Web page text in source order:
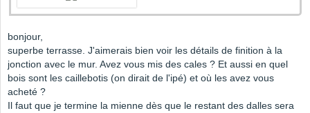
bonjour,
superbe terrasse. J'aimerais bien voir les détails de finition à la
jonction avec le mur. Avez vous mis des cales ? Et aussi en quel
bois sont les caillebotis (on dirait de l'ipé) et où les avez vous
acheté ?
Il faut que je termine la mienne dès que le restant des dalles sera